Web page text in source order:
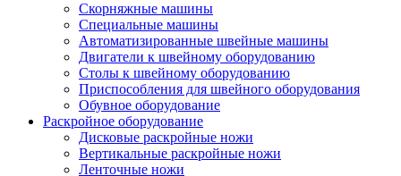
Скорняжные машины
Специальные машины
Автоматизированные швейные машины
Двигатели к швейному оборудованию
Столы к швейному оборудованию
Приспособления для швейного оборудования
Обувное оборудование
Раскройное оборудование
Дисковые раскройные ножи
Вертикальные раскройные ножи
Ленточные ножи